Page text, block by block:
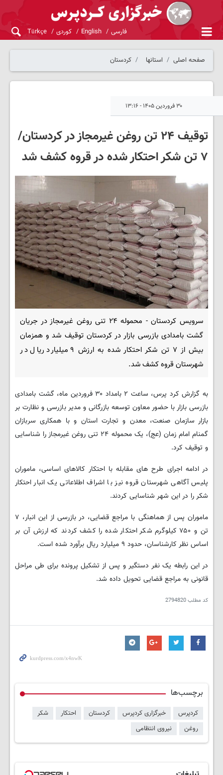
فارسی English کوردی Türkçe
صفحه اصلی استانها کردستان
۳۰ فروردین ۱۴۰۵ - ۱۳:۱۶
توقیف ۲۴ تن روغن غیرمجاز در کردستان/
۷ تن شکر احتکار شده در قروه کشف شد
سرویس کردستان - محموله ۲۴ تنی روغن غیرمجاز در جریان
گشت بامدادی بازرسی بازار در کردستان توقیف شد و همزمان
بیش از ۷ تن شکر احتکار شده به ارزش ۹ میلیارد ریال در
شهرستان قروه کشف شد.
به گزارش کرد پرس، ساعت ۲ بامداد ۳۰ فروردین ماه، گشت بامدادی
بازرسی بازار با حضور معاون توسعه بازرگانی و مدیر بازرسی و نظارت بر
بازار سازمان صنعت، معدن و تجارت استان و با همکاری سربازان
گمنام امام زمان (عج)، یک محموله ۲۴ تنی روغن غیرمجاز را شناسایی
و توقیف کرد.
در ادامه اجرای طرح های مقابله با احتکار کالاهای اساسی، ماموران
پلیس آگاهی شهرستان قروه نیز با اشراف اطلاعاتی یک انبار احتکار
شکر را در این شهر شناسایی کردند.
ماموران پس از هماهنگی با مراجع قضایی، در بازرسی از این انبار، ۷
تن و ۷۵۰ کیلوگرم شکر احتکار شده را کشف کردند که ارزش آن بر
اساس نظر کارشناسان، حدود ۹ میلیارد ریال برآورد شده است.
در این رابطه یک نفر دستگیر و پس از تشکیل پرونده برای طی مراحل
قانونی به مراجع قضایی تحویل داده شد.
کد مطلب2794820
برچسب‌ها
کردپرس خبرگزاری کردپرس کردستان احتکار
شکر
روغن
نیروی انتظامی